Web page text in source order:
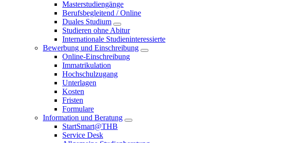
Masterstudiengänge
Berufsbegleitend / Online
Duales Studium
Studieren ohne Abitur
Internationale Studieninteressierte
Bewerbung und Einschreibung
Online-Einschreibung
Immatrikulation
Hochschulzugang
Unterlagen
Kosten
Fristen
Formulare
Information und Beratung
StartSmart@THB
Service Desk